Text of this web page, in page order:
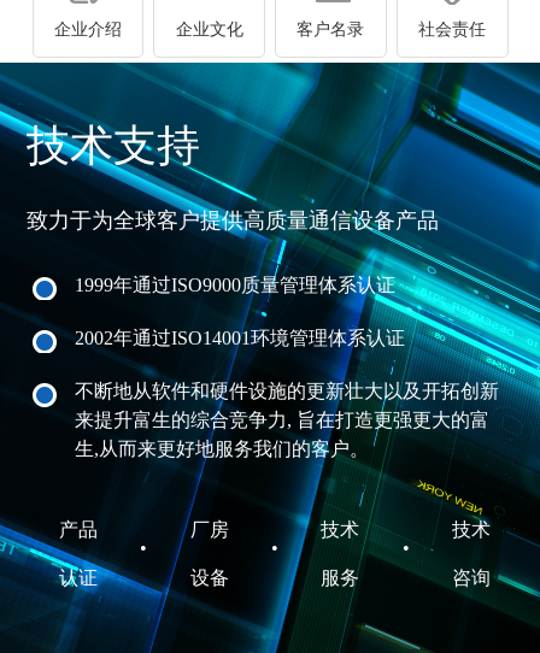
社会责任
客户名录
企业文化
企业介绍
技术支持
致力于为全球客户提供高质量通信设备产品
1999年通过ISO9000质量管理体系认证
2002年通过ISO14001环境管理体系认证
不断地从软件和硬件设施的更新壮大以及开拓创新
来提升富生的综合竞争力, 旨在打造更强更大的富
生,从而来更好地服务我们的客户。
技术
咨询
•
技术
服务
•
厂房
设备
•
产品
认证